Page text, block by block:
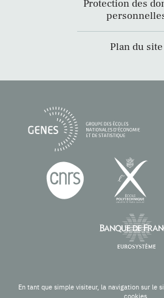
Protection des
Plan du site
En tant que simple visiteur, la navigation sur le
cookies.